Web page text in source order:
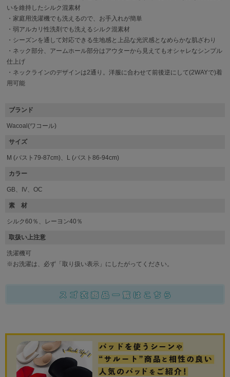
いを維持したシルク混素材
・家庭用洗濯機でも洗えるので、お手入れが簡単
・弱アルカリ性洗剤でも洗えるシルク混素材
・シーズンを通して対応できる生地感と上品な光沢感となめらかな肌ざわり
・ネック部分、アームホール部分はアウターから見えてもオシャレなシンプル
仕上げ
・ネックラインのデザインは2通り。洋服に合わせて前後逆にして(2WAYで)着
用可能
ブランド
Wacoal(ワコール)
サイズ
M (バスト79-87cm)、L (バスト86-94cm)
カラー
GB、IV、OC
素 材
シルク60％、レーヨン40％
取扱い上注意
洗濯機可
※お洗濯は、必ず「取り扱い表示」にしたがってください。